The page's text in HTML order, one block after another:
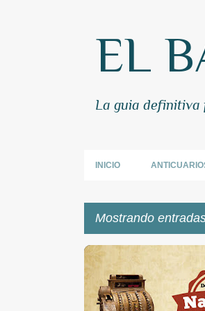
EL
La guia definitiva
INICIO
Mostrando
E
n
t